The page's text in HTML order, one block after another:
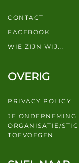
CONTACT
FACEBOOK
WIE ZIJN WIJ...
OVERIG
PRIVACY POLICY
JE ONDERNEMING
ORGANISATIE/
TOEVOEGEN